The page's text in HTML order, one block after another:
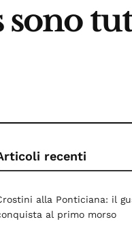
recenti
alla Ponticiana: il
al primo morso